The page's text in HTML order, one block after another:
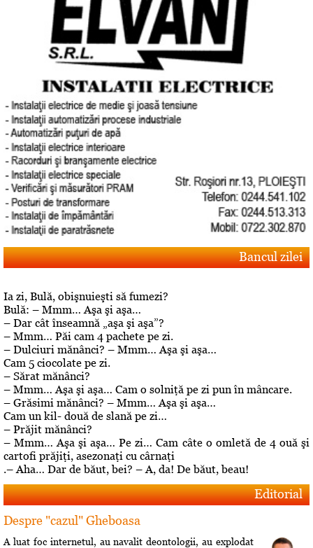
Bancul zilei
Ia zi, Bulă, obişnuieşti să fumezi?
Bulă: – Mmm… Aşa şi aşa…
– Dar cât înseamnă „aşa şi aşa”?
– Mmm… Păi cam 4 pachete pe zi.
– Dulciuri mănânci? – Mmm… Aşa şi aşa…
Cam 5 ciocolate pe zi.
– Sărat mănânci?
– Mmm… Aşa şi aşa… Cam o solniţă pe zi pun în mâncare.
– Grăsimi mănânci? – Mmm… Aşa şi aşa…
Cam un kil- două de slană pe zi…
– Prăjit mănânci?
– Mmm… Aşa şi aşa… Pe zi… Cam câte o omletă de 4 ouă şi
cartofi prăjiţi, asezonaţi cu cârnaţi
.– Aha… Dar de băut, bei? – A, da! De băut, beau!
Editorial
Despre "cazul" Gheboasa
A luat foc internetul, au navalit deontologii, au explodat